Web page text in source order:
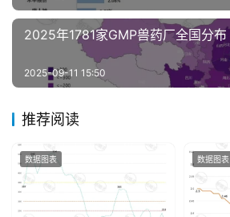
析
报
数
图
表
2025年1781家GMP兽药厂全国分布
2025-09-11 15:50
推荐阅读
数据图表 数据图表